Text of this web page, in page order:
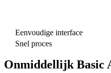
Eenvoudige interface
Snel proces
Onmiddellijk Basic